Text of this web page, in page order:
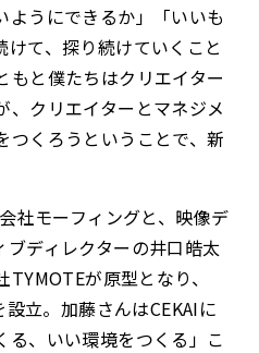
ようにできるか」「いいも
て、探り続けていくこと
もと僕たちはクリエイター
、クリエイターとマネジメ
つくろうということで、新
社モーフィングと、映像デ
ブディレクターの井口皓太
が原型となり、
立。加藤さんはCEKAIに
る、いい環境をつくる」こ